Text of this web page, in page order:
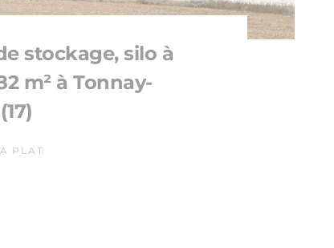
stockage, silo à
m² à Tonnay-
PLAT